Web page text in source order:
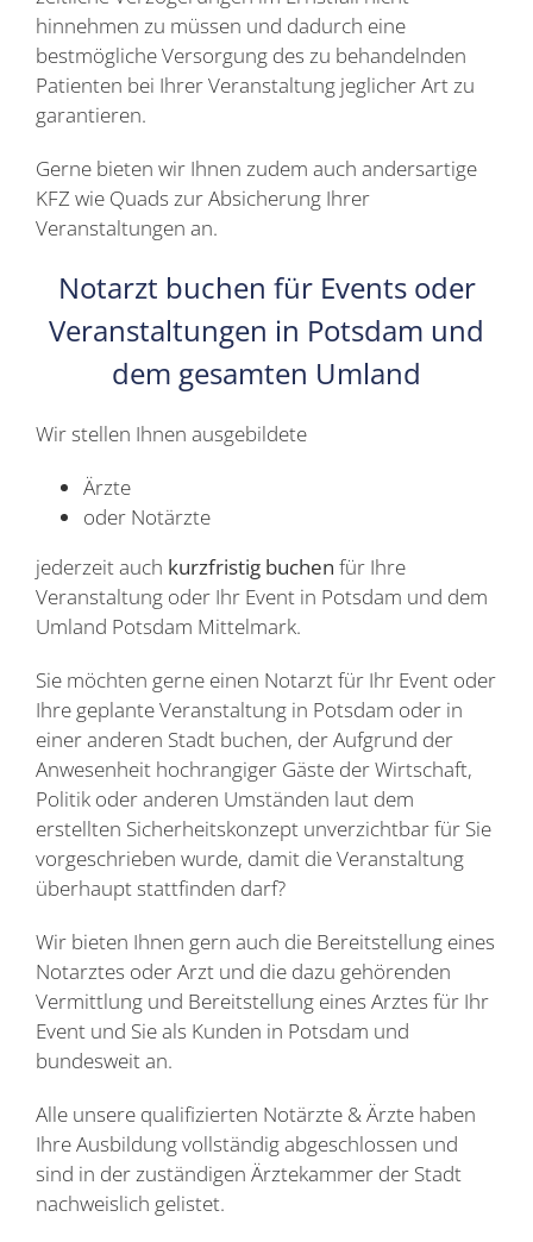
hinnehmen zu müssen und dadurch eine
bestmögliche Versorgung des zu behandelnden
Patienten bei Ihrer Veranstaltung jeglicher Art zu
garantieren.
Gerne bieten wir Ihnen zudem auch andersartige
KFZ wie Quads zur Absicherung Ihrer
Veranstaltungen an.
Notarzt buchen für Events oder
Veranstaltungen in Potsdam und
dem gesamten Umland
Wir stellen Ihnen ausgebildete
Ärzte
oder Notärzte
jederzeit auch kurzfristig buchen für Ihre
Veranstaltung oder Ihr Event in Potsdam und dem
Umland Potsdam Mittelmark.
Sie möchten gerne einen Notarzt für Ihr Event oder
Ihre geplante Veranstaltung in Potsdam oder in
einer anderen Stadt buchen, der Aufgrund der
Anwesenheit hochrangiger Gäste der Wirtschaft,
Politik oder anderen Umständen laut dem
erstellten Sicherheitskonzept unverzichtbar für Sie
vorgeschrieben wurde, damit die Veranstaltung
überhaupt stattfinden darf?
Wir bieten Ihnen gern auch die Bereitstellung eines
Notarztes oder Arzt und die dazu gehörenden
Vermittlung und Bereitstellung eines Arztes für Ihr
Event und Sie als Kunden in Potsdam und
bundesweit an.
Alle unsere qualifizierten Notärzte & Ärzte haben
Ihre Ausbildung vollständig abgeschlossen und
sind in der zuständigen Ärztekammer der Stadt
nachweislich gelistet.